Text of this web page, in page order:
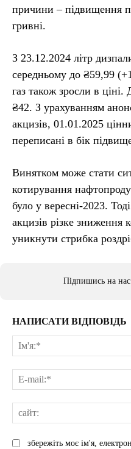
причини – підвищення
гривні.
З 23.12.2024 літр
середньому до ₴59,99
газ також зросли в
₴42. З урахуванням
акцизів, 01.01.2025
переписані в бік
Винятком може стати
котирування
було у вересні-2023.
акцизів різке зниження
уникнути стрибка
Підпишись на
НАПИСАТИ ВІДПОВІДЬ
збережіть моє ім'я,